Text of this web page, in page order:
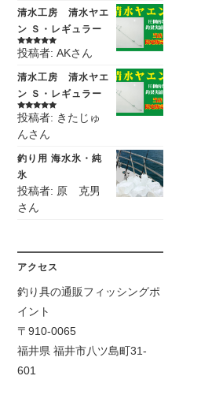
清水工房 清水ヤエ
ン Ｓ・レギュラー
5段階中5の
評価
投稿者: AKさん
清水工房 清水ヤエ
ン Ｓ・レギュラー
5段階中5の
評価
投稿者: きたじゅ
んさん
釣り用 海水氷・純
氷
投稿者: 原 克男
さん
アクセス
釣り具の通販フィッシングポ
イント
〒910-0065
福井県 福井市八ツ島町31-
601